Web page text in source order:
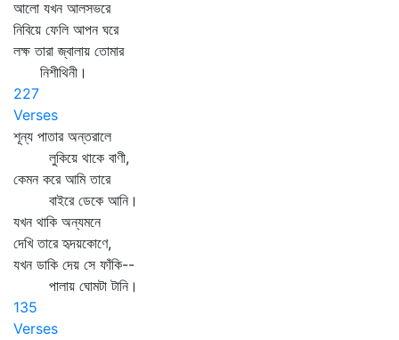
আলো যখন আলসভরে
নিবিয়ে ফেলি আপন ঘরে
লক্ষ তারা জ্বালায় তোমার
নিশীথিনী।
227
Verses
শূন্য পাতার অন্তরালে
লুকিয়ে থাকে বাণী,
কেমন করে আমি তারে
বাইরে ডেকে আনি।
যখন থাকি অন্যমনে
দেখি তারে হৃদয়কোণে,
যখন ডাকি দেয় সে ফাঁকি--
পালায় ঘোমটা টানি।
135
Verses